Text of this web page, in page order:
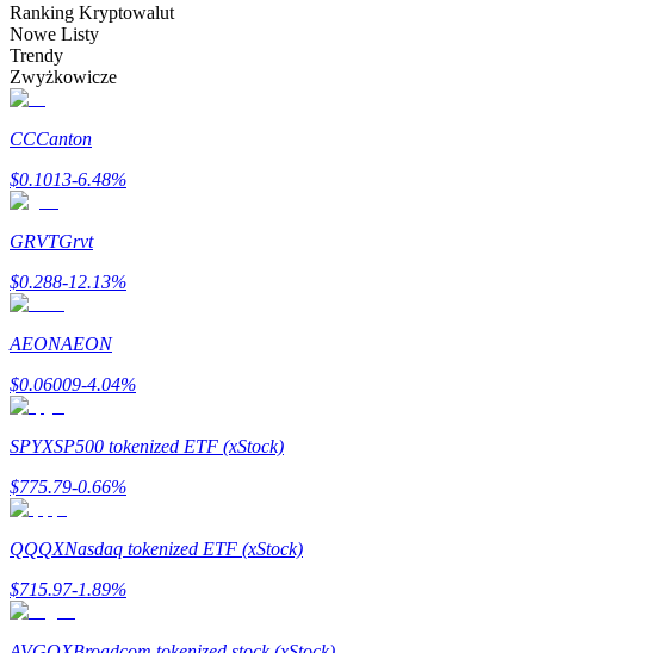
Kopiowanie Transakcji
Dołącz do najlepszych traderów
Informacja
Analiza Big Data, w tym informacje handlowe itp.
Ranking Kryptowalut
Nowe Listy
Trendy
Zwyżkowicze
CCCanton
$0.1013-6.48%
GRVTGrvt
$0.288-12.13%
AEONAEON
$0.06009-4.04%
SPYXSP500 tokenized ETF (xStock)
$775.79-0.66%
QQQXNasdaq tokenized ETF (xStock)
$715.97-1.89%